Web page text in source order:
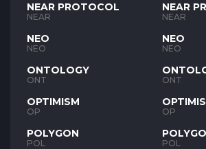
NEAR PROTOCOL
NEAR
NEO
NEO
ONTOLOGY
ONT
OPTIMISM
OP
POLYGON
POL
NEAR
NEAR
NEO
NEO
ONT
OP
POL